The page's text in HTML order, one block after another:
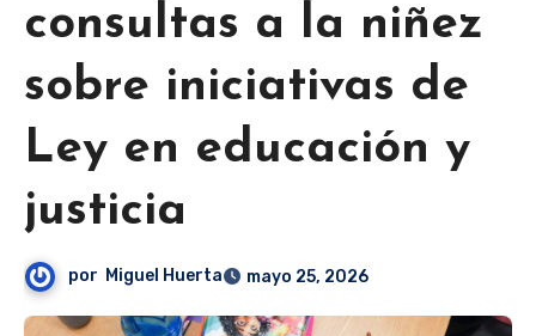
consultas a la niñez
sobre iniciativas de
Ley en educación y
justicia
por Miguel Huerta mayo 25, 2026